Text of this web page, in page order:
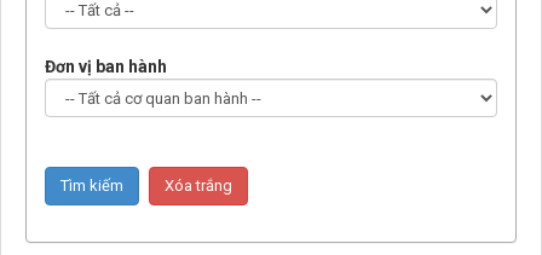
Đơn vị ban hành